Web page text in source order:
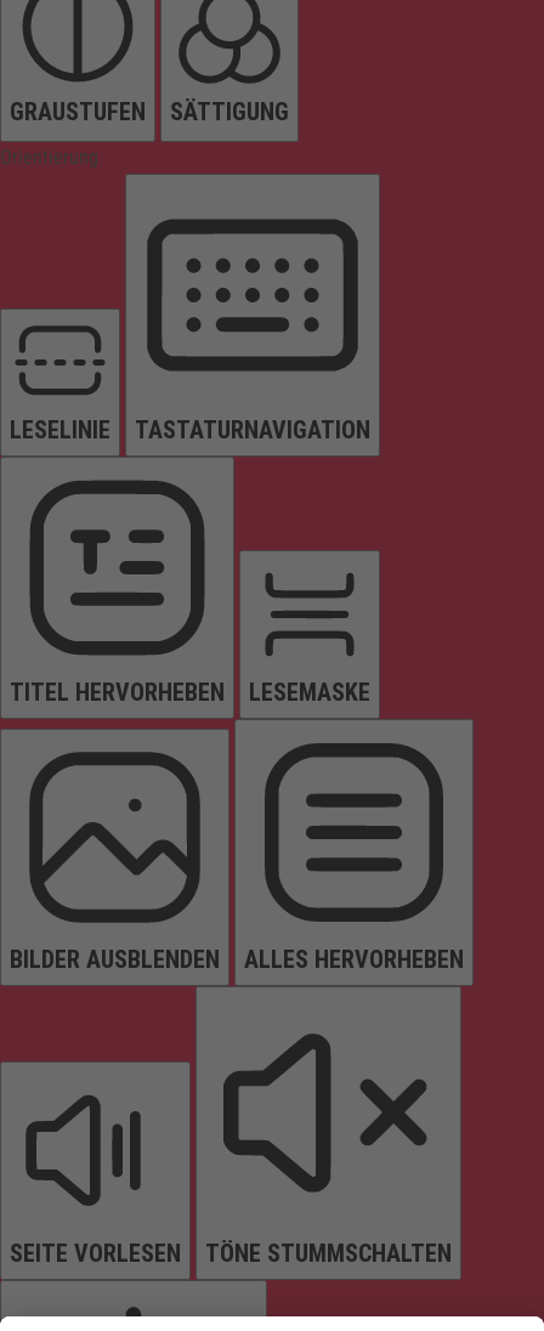
GRAUSTUFEN SÄTTIGUNG
Orientierung
LESELINIE TASTATURNAVIGATION
TITEL HERVORHEBEN LESEMASKE
BILDER AUSBLENDEN ALLES HERVORHEBEN
SEITE VORLESEN TÖNE STUMMSCHALTEN